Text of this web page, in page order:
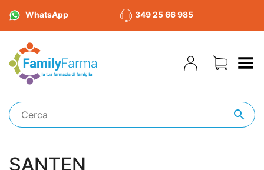
WhatsApp 349 25 66 985
Toggle Menu
SANTEN